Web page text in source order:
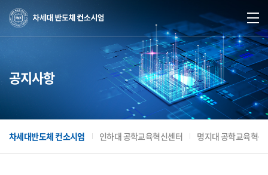
공지사항
차세대반도체 컨소시엄 인하대 공학교육혁신센터 명지대 공학교육혁신